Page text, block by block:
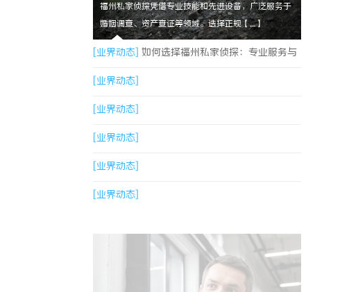
福州私家侦探凭借专业技能和先进设备，广泛服务于
婚姻调查、资产查证等领域。选择正规【....】
[业界动态] 如何选择福州私家侦探：专业服务与
实用指南详解
[业界动态]
[业界动态]
[业界动态]
[业界动态]
[业界动态]